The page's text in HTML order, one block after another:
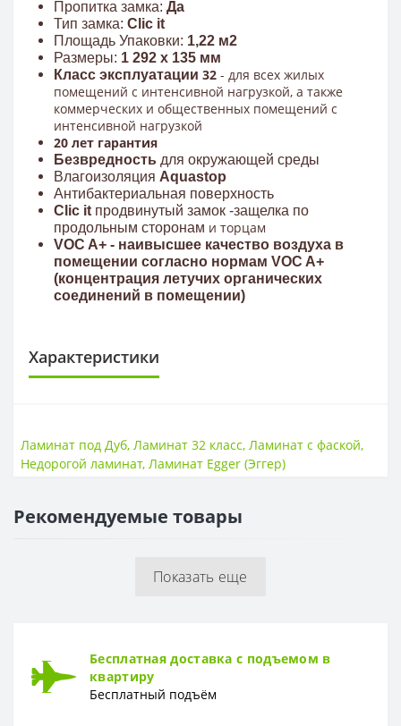
Пропитка замка: Да
Тип замка: Clic it
Площадь Упаковки: 1,22 м2
Размеры: 1 292 x 135 мм
Класс эксплуатации 32 - для всех жилых
помещений с интенсивной нагрузкой, а также
коммерческих и общественных помещений с
интенсивной нагрузкой
20 лет гарантия
Безвредность для окружающей среды
Влагоизоляция Aquastop
Антибактериальная поверхность
Clic it продвинутый замок -защелка по
продольным сторонам и торцам
VOC A+ - наивысшее качество воздуха в
помещении согласно нормам VOC A+
(концентрация летучих органических
соединений в помещении)
Характеристики
Класс износостойкости 32 класс
ПОВЕРХНОСТЬ
Ламинат под Дуб, Ламинат 32 класс, Ламинат с фаской,
Недорогой ламинат, Ламинат Egger (Эггер)
Рекомендуемые товары
Показать еще
Бесплатная доставка с подъемом в
квартиру
Бесплатный подъём